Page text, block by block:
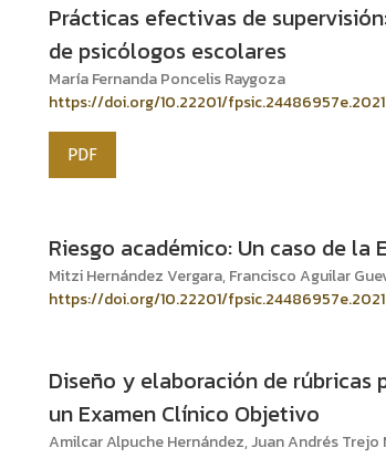
Prácticas efectivas de
de psicólogos escolares
María Fernanda Poncelis Raygoza
https://doi.org/10.22201/
PDF
Riesgo académico: Un caso de la
Mitzi Hernández Vergara, Francisco Aguilar
https://doi.org/10.22201/
Diseño y elaboración de rúbricas
un Examen Clínico Objetivo
Amilcar Alpuche Hernández, Juan Andrés